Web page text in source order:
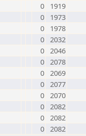
0
1919
0
1973
0
1978
0 2032
0 2046
0 2078
0 2069
0 2077
0 2070
0 2082
0 2082
0 2082